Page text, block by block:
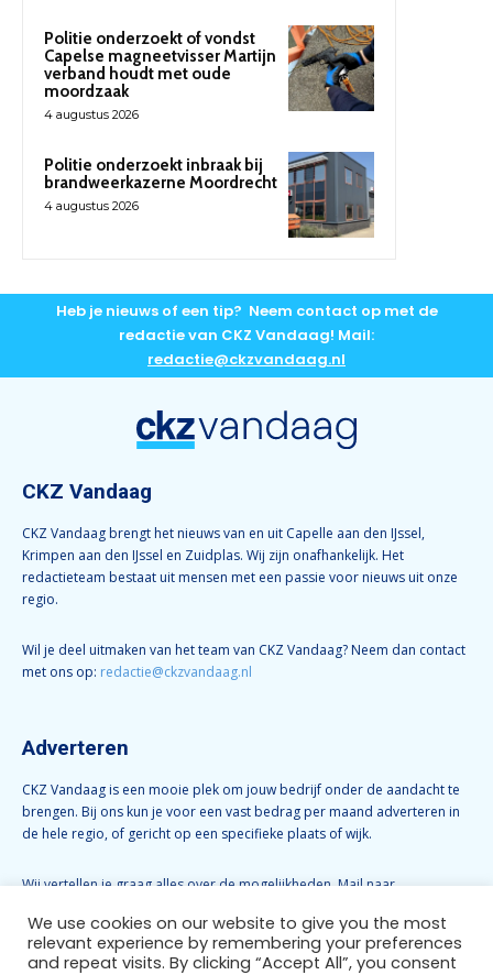
Politie onderzoekt of vondst
Capelse magneetvisser Martijn
verband houdt met oude
moordzaak
4 augustus 2026
Politie onderzoekt inbraak bij
brandweerkazerne Moordrecht
4 augustus 2026
Heb je nieuws of een tip? Neem contact op met de
redactie van CKZ Vandaag! Mail:
redactie@ckzvandaag.nl
CKZ Vandaag
CKZ Vandaag brengt het nieuws van en uit Capelle aan den IJssel,
Krimpen aan den IJssel en Zuidplas. Wij zijn onafhankelijk. Het
redactieteam bestaat uit mensen met een passie voor nieuws uit onze
regio.
Wil je deel uitmaken van het team van CKZ Vandaag? Neem dan contact
met ons op: redactie@ckzvandaag.nl
Adverteren
CKZ Vandaag is een mooie plek om jouw bedrijf onder de aandacht te
brengen. Bij ons kun je voor een vast bedrag per maand adverteren in
de hele regio, of gericht op een specifieke plaats of wijk.
Wij vertellen je graag alles over de mogelijkheden. Mail naar
We use cookies on our website to give you the most
relevant experience by remembering your preferences
and repeat visits. By clicking “Accept All”, you consent